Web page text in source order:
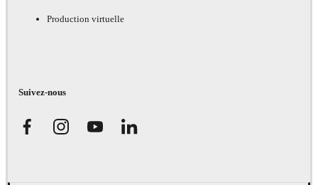
Production virtuelle
Suivez-nous